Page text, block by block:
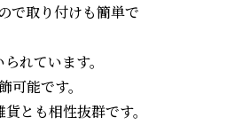
で取り付けも簡単で
れています。
能です。
とも相性抜群です。